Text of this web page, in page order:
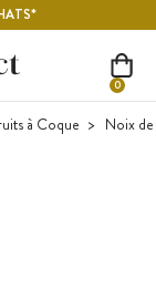
0
à Coque Noix de